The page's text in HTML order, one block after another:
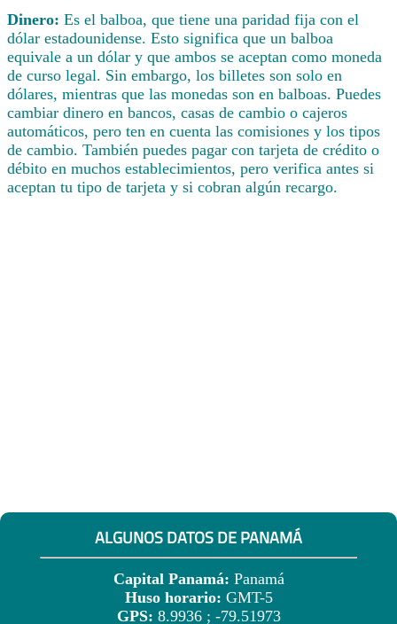
Dinero: Es el balboa, que tiene una paridad fija con el
dólar estadounidense. Esto significa que un balboa
equivale a un dólar y que ambos se aceptan como moneda
de curso legal. Sin embargo, los billetes son solo en
dólares, mientras que las monedas son en balboas. Puedes
cambiar dinero en bancos, casas de cambio o cajeros
automáticos, pero ten en cuenta las comisiones y los tipos
de cambio. También puedes pagar con tarjeta de crédito o
débito en muchos establecimientos, pero verifica antes si
aceptan tu tipo de tarjeta y si cobran algún recargo.
ALGUNOS DATOS DE PANAMÁ
Capital Panamá: Panamá
Huso horario: GMT-5
GPS: 8.9936 ; -79.51973